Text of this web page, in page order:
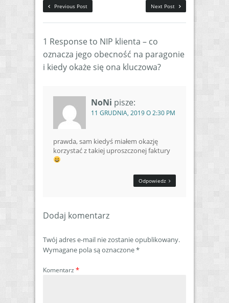
Next Post
Previous Post
1 Response to NIP klienta – co
oznacza jego obecność na paragonie
i kiedy okaże się ona kluczowa?
NoNi pisze:
11 GRUDNIA, 2019 O 2:30 PM
prawda, sam kiedyś miałem okazję
korzystać z takiej uproszczonej faktury
Odpowiedz
Dodaj komentarz
Twój adres e-mail nie zostanie opublikowany.
Wymagane pola są oznaczone*
Komentarz *